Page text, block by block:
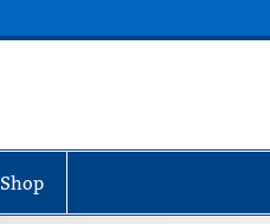
Shop